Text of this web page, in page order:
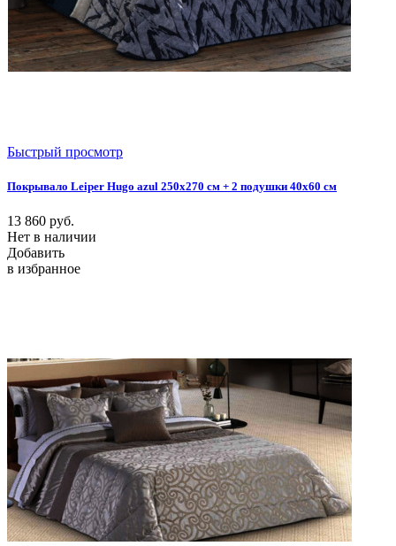
Быстрый просмотр
Покрывало Leiper Hugo azul 250x270 см + 2 подушки 40х60 см
13 860 руб.
Нет в наличии
Добавить
в избранное